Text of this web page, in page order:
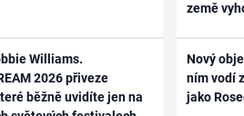
Williams.
2026 přiveze
běžně uvidíte jen na
země
Nový
ním vodí
jako